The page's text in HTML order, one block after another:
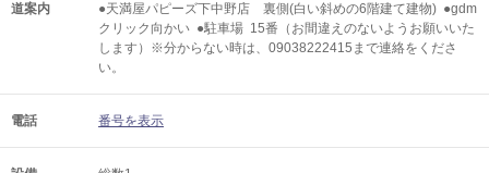
道案内
●天満屋パピーズ下中野店 裏側(白い斜めの6階建て建物) ●gdm
クリック向かい ●駐車場 15番（お間違えのないようお願いいた
します）※分からない時は、09038222415まで連絡をくださ
い。
電話 番号を表示